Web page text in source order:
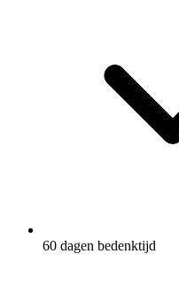
60 dagen bedenktijd